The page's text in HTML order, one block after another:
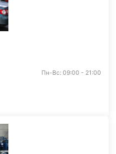
Пн-Вс: 09:00 - 21:00